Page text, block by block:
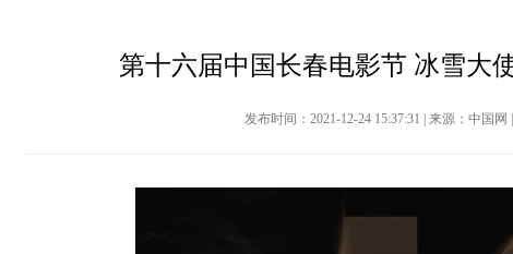
第十六届中国长春电影节 冰雪大
发布时间：2021-12-24 15:37:31 | 来源：中国